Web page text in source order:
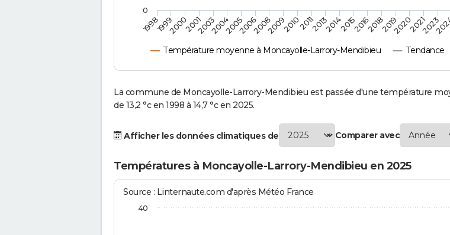
Température moyenne à Moncayolle-Larrory-Mendibieu Tendance
1998 2014
199920002001200320042005200620082009201020112013 2015201620182019202020212023
0
La commune de Moncayolle-Larrory-Mendibieu est passée d'une température
de 13,2 °c en 1998 à 14,7 °c en 2025.
Afficher les données climatiques de Comparer avec
Températures à Moncayolle-Larrory-Mendibieu en 2025
Source : Linternaute.com d'après Météo France
40